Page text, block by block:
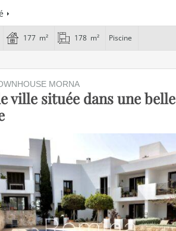
177 m² 178 m² Piscine
MORNA
ville située dans une belle